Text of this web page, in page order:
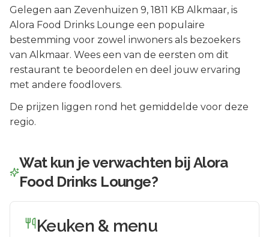
Gelegen aan Zevenhuizen 9, 1811 KB Alkmaar, is
Alora Food Drinks Lounge een populaire
bestemming voor zowel inwoners als bezoekers
van Alkmaar. Wees een van de eersten om dit
restaurant te beoordelen en deel jouw ervaring
met andere foodlovers.
De prijzen liggen rond het gemiddelde voor deze
regio.
Wat kun je verwachten bijAlora
Food Drinks Lounge?
Keuken & menu